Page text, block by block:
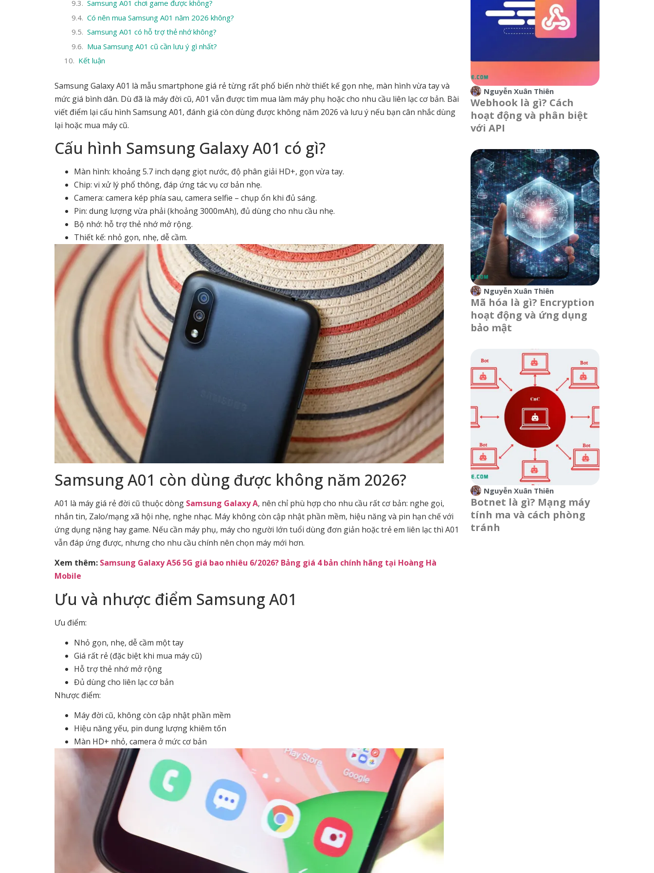
Samsung A01 chơi game được không?
Có nên mua Samsung A01 năm 2026 không?
Samsung A01 có hỗ trợ thẻ nhớ không?
Mua Samsung A01 cũ cần lưu ý gì nhất?
Kết luận
Samsung Galaxy A01 là mẫu smartphone giá rẻ từng rất phổ biến nhờ thiết kế gọn nhẹ, màn hình vừa tay và
mức giá bình dân. Dù đã là máy đời cũ, A01 vẫn được tìm mua làm máy phụ hoặc cho nhu cầu liên lạc cơ bản. Bài
viết điểm lại cấu hình Samsung A01, đánh giá còn dùng được không năm 2026 và lưu ý nếu bạn cân nhắc dùng
lại hoặc mua máy cũ.
Cấu hình Samsung Galaxy A01 có gì?
Màn hình: khoảng 5.7 inch dạng giọt nước, độ phân giải HD+, gọn vừa tay.
Chip: vi xử lý phổ thông, đáp ứng tác vụ cơ bản nhẹ.
Camera: camera kép phía sau, camera selfie – chụp ổn khi đủ sáng.
Pin: dung lượng vừa phải (khoảng 3000mAh), đủ dùng cho nhu cầu nhẹ.
Bộ nhớ: hỗ trợ thẻ nhớ mở rộng.
Thiết kế: nhỏ gọn, nhẹ, dễ cầm.
Samsung A01 còn dùng được không năm 2026?
A01 là máy giá rẻ đời cũ thuộc dòng Samsung Galaxy A, nên chỉ phù hợp cho nhu cầu rất cơ bản: nghe gọi,
nhắn tin, Zalo/mạng xã hội nhẹ, nghe nhạc. Máy không còn cập nhật phần mềm, hiệu năng và pin hạn chế với
ứng dụng nặng hay game. Nếu cần máy phụ, máy cho người lớn tuổi dùng đơn giản hoặc trẻ em liên lạc thì A01
vẫn đáp ứng được, nhưng cho nhu cầu chính nên chọn máy mới hơn.
Xem thêm: Samsung Galaxy A56 5G giá bao nhiêu 6/2026? Bảng giá 4 bản chính hãng tại Hoàng Hà
Mobile
Ưu và nhược điểm Samsung A01
Ưu điểm:
Nhỏ gọn, nhẹ, dễ cầm một tay
Giá rất rẻ (đặc biệt khi mua máy cũ)
Hỗ trợ thẻ nhớ mở rộng
Đủ dùng cho liên lạc cơ bản
Nhược điểm:
Máy đời cũ, không còn cập nhật phần mềm
Hiệu năng yếu, pin dung lượng khiêm tốn
Màn HD+ nhỏ, camera ở mức cơ bản
Nguyễn Xuân Thiên
Webhook là gì? Cách
hoạt động và phân biệt
với API
Nguyễn Xuân Thiên
Mã hóa là gì? Encryption
hoạt động và ứng dụng
bảo mật
Nguyễn Xuân Thiên
Botnet là gì? Mạng máy
tính ma và cách phòng
tránh